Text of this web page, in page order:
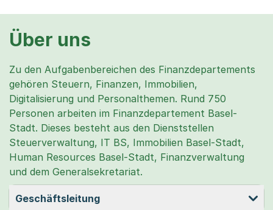
Über uns
Zu den Aufgabenbereichen des Finanzdepartements
gehören Steuern, Finanzen, Immobilien,
Digitalisierung und Personalthemen. Rund 750
Personen arbeiten im Finanzdepartement Basel-
Stadt. Dieses besteht aus den Dienststellen
Steuerverwaltung, IT BS, Immobilien Basel-Stadt,
Human Resources Basel-Stadt, Finanzverwaltung
und dem Generalsekretariat.
Geschäftsleitung